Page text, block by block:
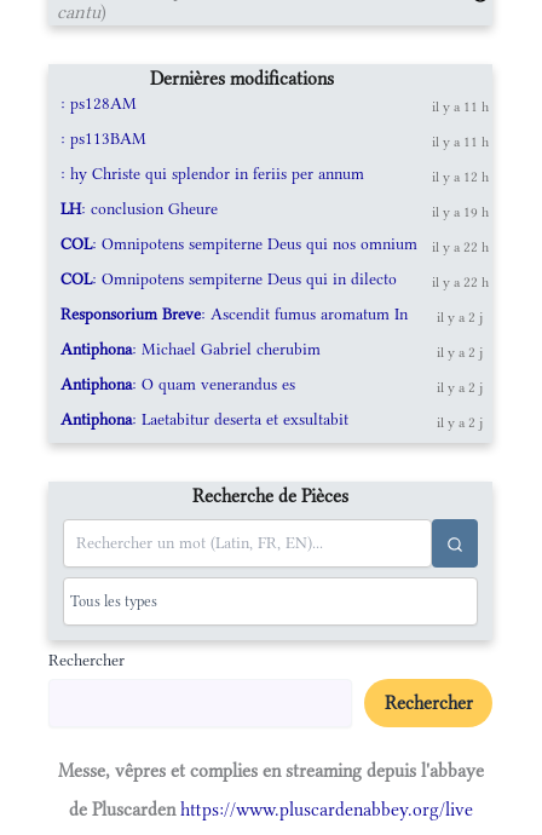
cantu)
Dernières modifications
: ps128AM il y a 11 h
: ps113BAM il y a 11 h
: hy Christe qui splendor in feriis per annum il y a 12 h
LH: conclusion Gheure il y a 19 h
COL: Omnipotens sempiterne Deus qui nos omnium il y a 22 h
COL: Omnipotens sempiterne Deus qui in dilecto il y a 22 h
Responsorium Breve: Ascendit fumus aromatum In il y a 2 j
Antiphona: Michael Gabriel cherubim il y a 2 j
Antiphona: O quam venerandus es il y a 2 j
Antiphona: Laetabitur deserta et exsultabit il y a 2 j
Recherche de Pièces
Rechercher
Rechercher
Messe, vêpres et complies en streaming depuis l'abbaye
de Pluscardenhttps://www.pluscardenabbey.org/live